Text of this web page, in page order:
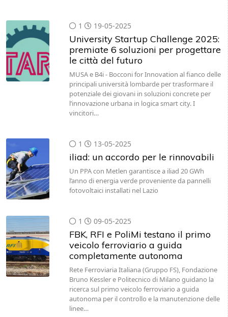
1 19-05-2025
University Startup Challenge 2025:
premiate 6 soluzioni per progettare
le città del futuro
MUSA e B4i - Bocconi for Innovation al fianco delle
principali università lombarde per trasformare il
potenziale dei giovani in soluzioni concrete per
l’innovazione urbana in logica smart city. I
vincitori…
1 13-05-2025
iliad: un accordo per le rinnovabili
Un PPA con Metlen garantisce a iliad 20 GWh
l’anno di energia verde proveniente da pannelli
fotovoltaici installati nel Lazio
1 09-05-2025
FBK, RFI e PoliMi testano il primo
veicolo ferroviario a guida
completamente autonoma
Rete Ferroviaria Italiana (Gruppo FS), Fondazione
Bruno Kessler e Politecnico di Milano guidano la
ricerca sul primo veicolo ferroviario a guida
autonoma per il controllo e la manutenzione delle
linee…